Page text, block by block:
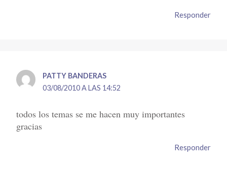
Responder
PATTY BANDERAS
03/08/2010 A LAS 14:52
todos los temas se me hacen muy importantes
gracias
Responder